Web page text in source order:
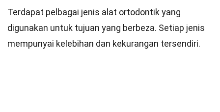
Terdapat pelbagai jenis alat ortodontik yang
digunakan untuk tujuan yang berbeza. Setiap jenis
mempunyai kelebihan dan kekurangan tersendiri.